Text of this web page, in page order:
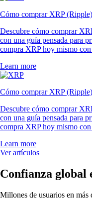
Cómo comprar XRP
Descubre cómo comprar
con una guía pensada para
compra XRP hoy mismo
Learn more
Cómo comprar XRP
Descubre cómo comprar
con una guía pensada para
compra XRP hoy mismo
Learn more
Ver artículos
Confianza global
Millones de usuarios en más